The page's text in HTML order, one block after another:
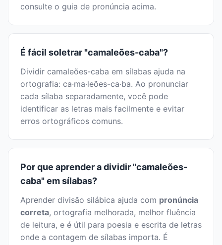
consulte o guia de pronúncia acima.
É fácil soletrar "camaleões-caba"?
Dividir camaleões-caba em sílabas ajuda na
ortografia: ca·ma·leões-ca·ba. Ao pronunciar
cada sílaba separadamente, você pode
identificar as letras mais facilmente e evitar
erros ortográficos comuns.
Por que aprender a dividir "camaleões-
caba" em sílabas?
Aprender divisão silábica ajuda com pronúncia
correta, ortografia melhorada, melhor fluência
de leitura, e é útil para poesia e escrita de letras
onde a contagem de sílabas importa. É